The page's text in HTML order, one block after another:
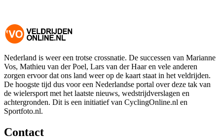
Nederland is weer een trotse crossnatie. De successen van Marianne
Vos, Mathieu van der Poel, Lars van der Haar en vele anderen
zorgen ervoor dat ons land weer op de kaart staat in het veldrijden.
De hoogste tijd dus voor een Nederlandse portal over deze tak van
de wielersport met het laatste nieuws, wedstrijdverslagen en
achtergronden. Dit is een initiatief van CyclingOnline.nl en
Sportfoto.nl.
Contact